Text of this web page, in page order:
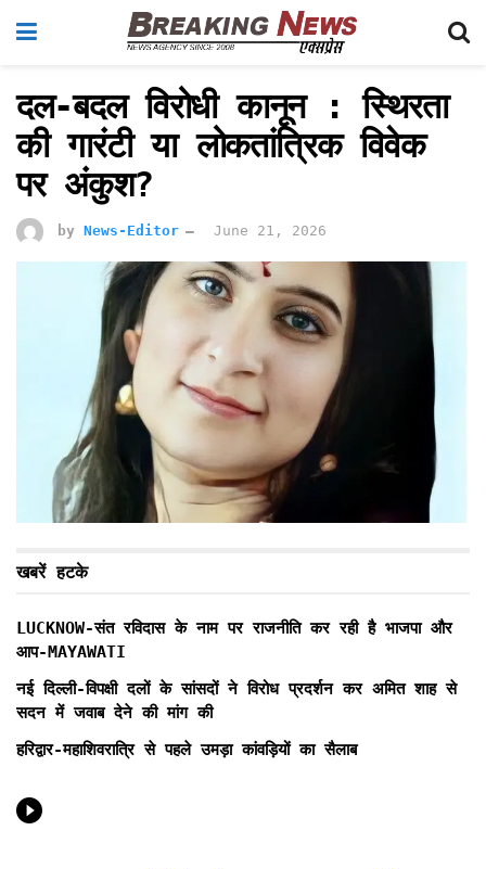
दल-बदल विरोधी कानून : स्थिरता
की गारंटी या लोकतांत्रिक विवेक
पर अंकुश?
by News-Editor June 21, 2026
खबरें हटके
LUCKNOW-संत रविदास के नाम पर राजनीति कर रही है भाजपा और
आप-MAYAWATI
नई दिल्ली-विपक्षी दलों के सांसदों ने विरोध प्रदर्शन कर अमित शाह से
सदन में जवाब देने की मांग की
हरिद्वार-महाशिवरात्रि से पहले उमड़ा कांवड़ियों का सैलाब